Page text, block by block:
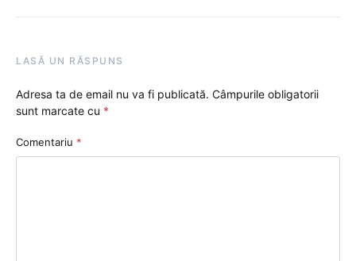
LASĂ UN RĂSPUNS
Adresa ta de email nu va fi publicată. Câmpurile obligatorii
sunt marcate cu *
Comentariu *